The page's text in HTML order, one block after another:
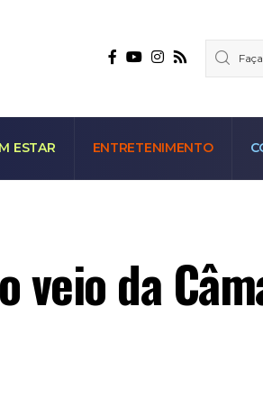
ESTAR ENTRETENIMENTO
veio da